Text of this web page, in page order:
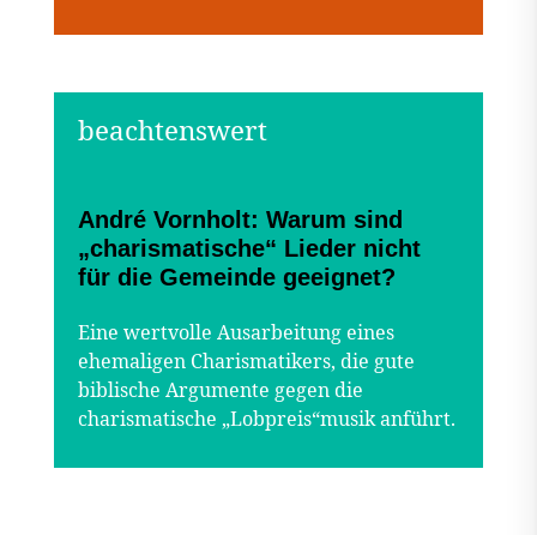
André Vornholt: Warum sind
„charismatische“ Lieder nicht
für die Gemeinde geeignet?
Eine wertvolle Ausarbeitung eines
ehemaligen Charismatikers, die gute
biblische Argumente gegen die
charismatische „Lobpreis“musik anführt.